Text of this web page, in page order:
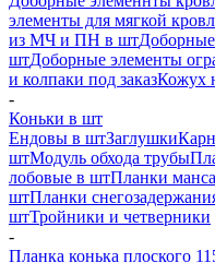
элементы для мягкой
из МЧ и ПН в шт
штДоборные элементы
и колпаки под заказКожух
-
Коньки в шт
Ендовы в штЗаглушки
штМодуль обхода трубы
лобовые в штПланки
штПланки
штТройники и четверники
-
Планка конька плоского